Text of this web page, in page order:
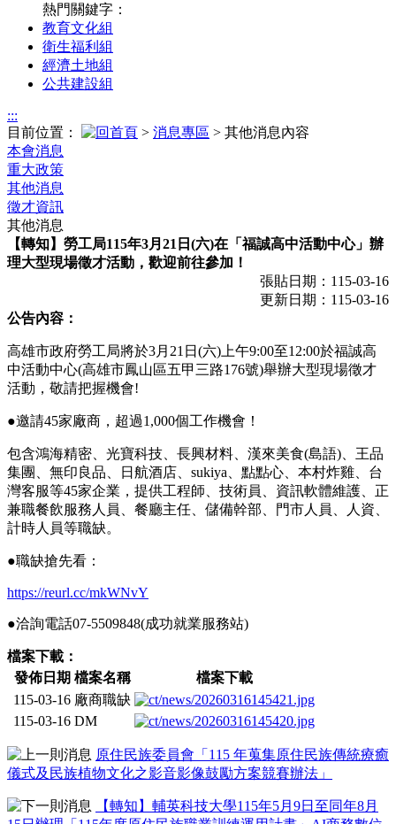
熱門關鍵字：
教育文化組
衛生福利組
經濟土地組
公共建設組
:::
目前位置：
> 消息專區 > 其他消息內容
本會消息
重大政策
其他消息
徵才資訊
其他消息
【轉知】勞工局115年3月21日(六)在「福誠高中活動中心」辦
理大型現場徵才活動，歡迎前往參加！
張貼日期：115-03-16
更新日期：115-03-16
公告內容：
高雄市政府勞工局將於3月21日(六)上午9:00至12:00於福誠高
中活動中心(高雄市鳳山區五甲三路176號)舉辦大型現場徵才
活動，敬請把握機會!
●邀請45家廠商，超過1,000個工作機會！
包含鴻海精密、光寶科技、長興材料、漢來美食(島語)、王品
集團、無印良品、日航酒店、sukiya、點點心、本村炸雞、台
灣客服等45家企業，提供工程師、技術員、資訊軟體維護、正
兼職餐飲服務人員、餐廳主任、儲備幹部、門市人員、人資、
計時人員等職缺。
●職缺搶先看：
https://reurl.cc/mkWNvY
●洽詢電話07-5509848(成功就業服務站)
檔案下載：
發佈日期 檔案名稱
檔案下載
115-03-16 廠商職缺
115-03-16 DM
原住民族委員會「115 年蒐集原住民族傳統療癒
儀式及民族植物文化之影音影像鼓勵方案競賽辦法」
【轉知】輔英科技大學115年5月9日至同年8月